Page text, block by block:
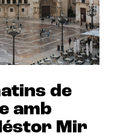
de
amb
Mir